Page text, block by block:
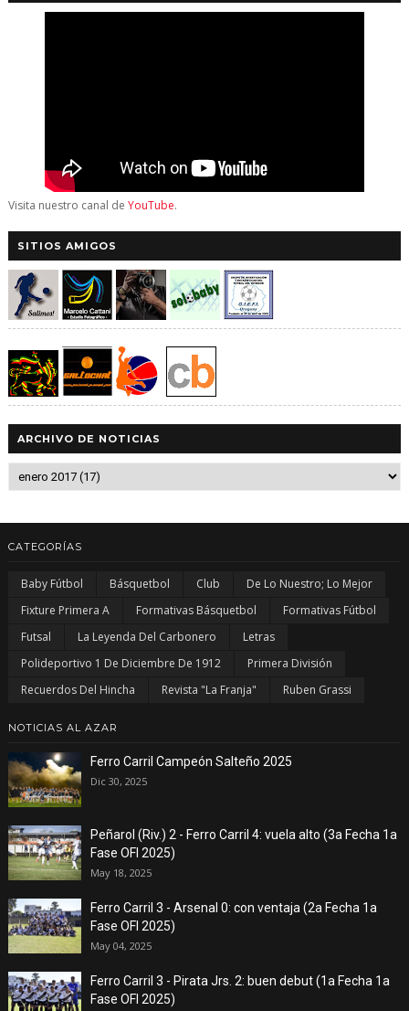
Visita nuestro canal de YouTube.
SITIOS AMIGOS
ARCHIVO DE NOTICIAS
CATEGORÍAS
Baby Fútbol Básquetbol Club
De Lo Nuestro; Lo Mejor
Fixture Primera A
Formativas Básquetbol
Formativas Fútbol
Futsal
La Leyenda Del Carbonero
Letras
Polideportivo 1 De Diciembre De 1912
Primera División
Recuerdos Del Hincha
Revista "La Franja" Ruben Grassi
NOTICIAS AL AZAR
Ferro Carril Campeón Salteño 2025
Dic 30, 2025
Peñarol (Riv.) 2 - Ferro Carril 4: vuela alto (3a Fecha 1a
Fase OFI 2025)
May 18, 2025
Ferro Carril 3 - Arsenal 0: con ventaja (2a Fecha 1a
Fase OFI 2025)
May 04, 2025
Ferro Carril 3 - Pirata Jrs. 2: buen debut (1a Fecha 1a
Fase OFI 2025)